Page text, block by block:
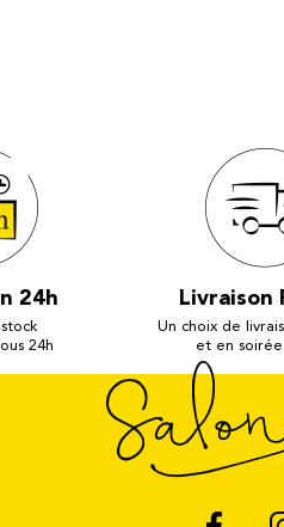
24h
24h
Livraison
Un choix de
et en soirée